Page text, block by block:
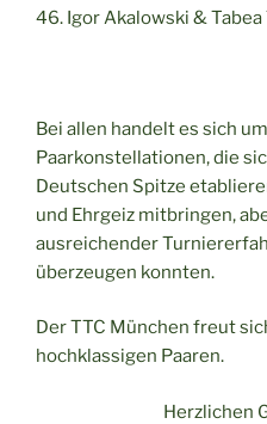
46. Igor Akalowski &
Bei allen handelt es sich
Paarkonstellationen, die
Deutschen Spitze
und Ehrgeiz mitbringen,
ausreichender
überzeugen konnten.
Der TTC München freut
hochklassigen Paaren.
Herzlichen